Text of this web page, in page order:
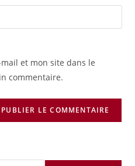
et mon site dans le
commentaire.